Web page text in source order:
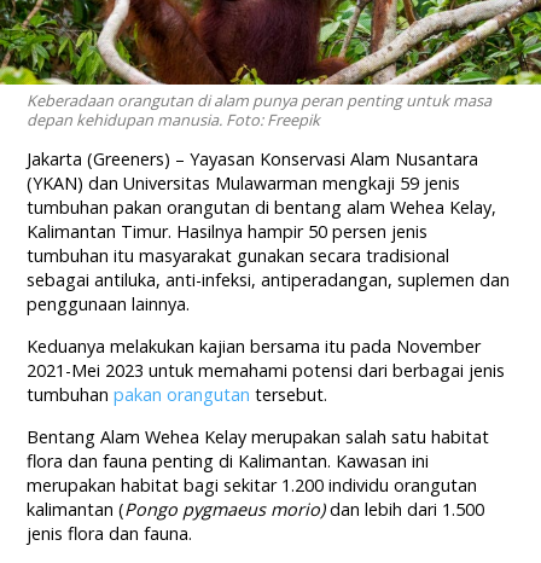
Keberadaan orangutan di alam punya peran penting untuk masa
depan kehidupan manusia. Foto: Freepik
Jakarta (Greeners) – Yayasan Konservasi Alam Nusantara
(YKAN) dan Universitas Mulawarman mengkaji 59 jenis
tumbuhan pakan orangutan di bentang alam Wehea Kelay,
Kalimantan Timur. Hasilnya hampir 50 persen jenis
tumbuhan itu masyarakat gunakan secara tradisional
sebagai antiluka, anti-infeksi, antiperadangan, suplemen dan
penggunaan lainnya.
Keduanya melakukan kajian bersama itu pada November
2021-Mei 2023 untuk memahami potensi dari berbagai jenis
tumbuhanpakan orangutan tersebut.
Bentang Alam Wehea Kelay merupakan salah satu habitat
flora dan fauna penting di Kalimantan. Kawasan ini
merupakan habitat bagi sekitar 1.200 individu orangutan
kalimantan (Pongo pygmaeus morio)dan lebih dari 1.500
jenis flora dan fauna.